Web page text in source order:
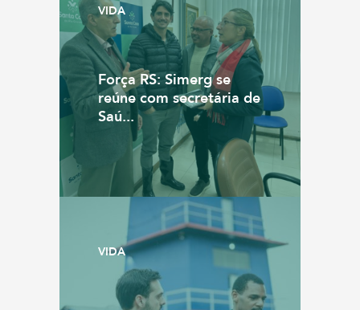
VIDA
Força RS: Simerg se
reúne com secretária de
Saú...
VIDA